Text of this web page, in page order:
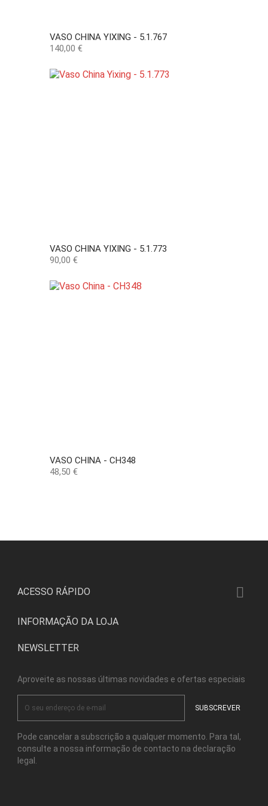
VASO CHINA YIXING - 5.1.767
Preço
140,00 €
VASO CHINA YIXING - 5.1.773
Preço
90,00 €
VASO CHINA - CH348
Preço
48,50 €
ACESSO RÁPIDO 
INFORMAÇÃO DA LOJA
NEWSLETTER
Aproveite as nossas últimas novidades e ofertas especiais
Pode cancelar a subscrição a qualquer momento. Para tal,
consulte a nossa informação de contacto na declaração
legal.